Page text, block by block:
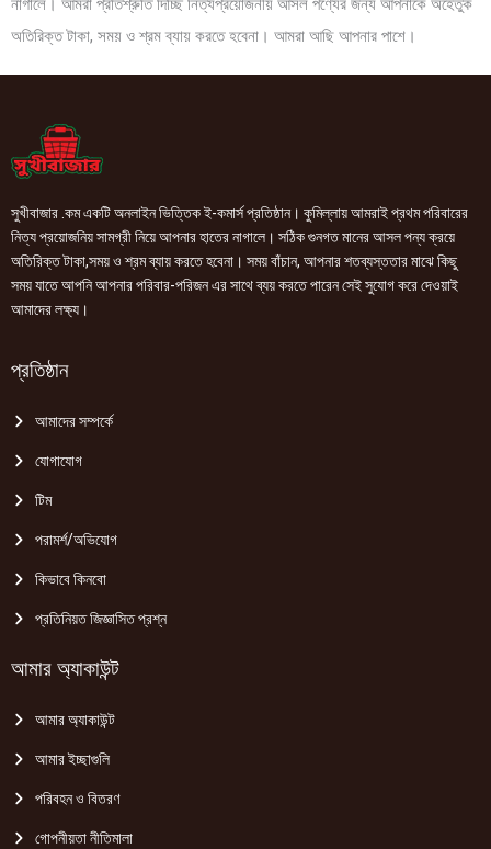
নাগালে। আমরা প্রতিশ্রুতি দিচ্ছি নিত্যপ্রয়োজনীয় আসল পণ্যের জন্য আপনাকে অহেতুক
অতিরিক্ত টাকা, সময় ও শ্রম ব্যায় করতে হবেনা। আমরা আছি আপনার পাশে।
সুখীবাজার .কম একটি অনলাইন ভিত্তিক ই-কমার্স প্রতিষ্ঠান। কুমিল্লায় আমরাই প্রথম পরিবারের
নিত্য প্রয়োজনিয় সামগ্রী নিয়ে আপনার হাতের নাগালে। সঠিক গুনগত মানের আসল পন্য ক্রয়ে
অতিরিক্ত টাকা,সময় ও শ্রম ব্যায় করতে হবেনা। সময় বাঁচান, আপনার শতব্যস্ততার মাঝে কিছু
সময় যাতে আপনি আপনার পরিবার-পরিজন এর সাথে ব্যয় করতে পারেন সেই সুযোগ করে দেওয়াই
আমাদের লক্ষ্য।
প্রতিষ্ঠান
আমাদের সম্পর্কে
যোগাযোগ
টিম
পরামর্শ/অভিযোগ
কিভাবে কিনবো
প্রতিনিয়ত জিজ্ঞাসিত প্রশ্ন
আমার অ্যাকাউন্ট
আমার অ্যাকাউন্ট
আমার ইচ্ছাগুলি
পরিবহন ও বিতরণ
গোপনীয়তা নীতিমালা